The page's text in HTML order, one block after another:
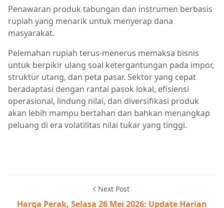
Penawaran produk tabungan dan instrumen berbasis
rupiah yang menarik untuk menyerap dana
masyarakat.
Pelemahan rupiah terus‑menerus memaksa bisnis
untuk berpikir ulang soal ketergantungan pada impor,
struktur utang, dan peta pasar. Sektor yang cepat
beradaptasi dengan rantai pasok lokal, efisiensi
operasional, lindung nilai, dan diversifikasi produk
akan lebih mampu bertahan dan bahkan menangkap
peluang di era volatilitas nilai tukar yang tinggi.
Next Post
Harga Perak, Selasa 26 Mei 2026: Update Harian